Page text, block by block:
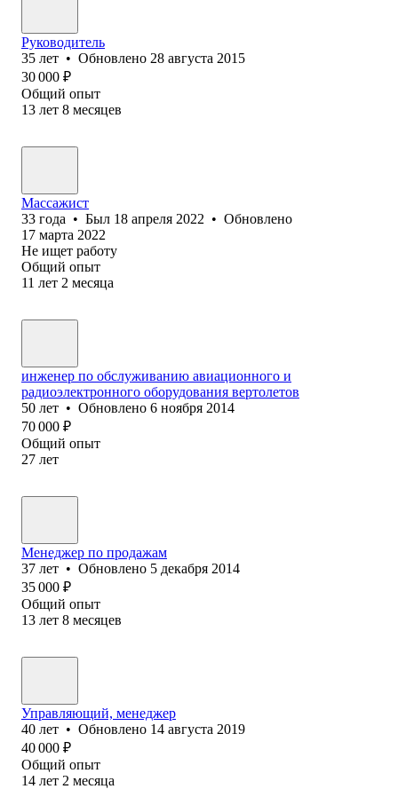
Руководитель
35 лет • Обновлено 28 августа 2015
30 000 ₽
Общий опыт
13 лет 8 месяцев
Массажист
33 года • Был 18 апреля 2022 • Обновлено
17 марта 2022
Не ищет работу
Общий опыт
11 лет 2 месяца
инженер по обслуживанию авиационного и
радиоэлектронного оборудования вертолетов
50 лет • Обновлено 6 ноября 2014
70 000 ₽
Общий опыт
27 лет
Менеджер по продажам
37 лет • Обновлено 5 декабря 2014
35 000 ₽
Общий опыт
13 лет 8 месяцев
Управляющий, менеджер
40 лет • Обновлено 14 августа 2019
40 000 ₽
Общий опыт
14 лет 2 месяца